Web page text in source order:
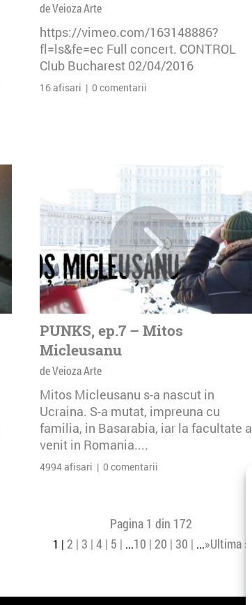
de Veioza Arte
https://vimeo.com/163148886?
fl=ls&fe=ec Full concert. CONTROL
Club Bucharest 02/04/2016
16 afisari | 0 comentarii
PUNKS, ep.7 – Mitos
Micleusanu
de Veioza Arte
Mitos Micleusanu s-a nascut in
Ucraina. S-a mutat, impreuna cu
familia, in Basarabia, iar la facultate a
venit in Romania....
4994 afisari | 0 comentarii
Pagina 1 din 172
1 2 3 4 5 ...10 20 30 ...»Ultima »